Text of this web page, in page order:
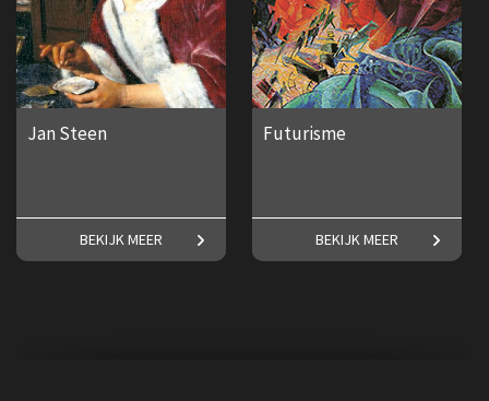
Jan Steen
BEKIJK MEER
Futurisme
BEKIJK MEER